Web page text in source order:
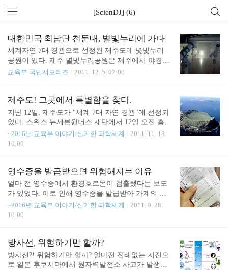
[ScienDJ] (6)
대한민국 최남단 천문대, 별빛누리에 가다
세계자연 7대 경관으로 선정된 제주도에 볓빛누리
공원이 있다. 제주 별빛누리공원은 제주에서 야경이
가장 아름다운 곳으로 한라산 자락에 소담스럽게 자
장을 수놓고 있고, 내부로 들어가면 4D 영상관, 천체
를 바라볼 수 있는 투영실, 관측실이 우리들을 신나
는 우주 체험공간으로 안내한다. 천문대의 중심에는
러개 조립하여 멀리있는 물체를 확대하여 확실하게
볼 수 있게 하는 광학기기이다. 천체 망원경은 가장
다. 망원경을 처음 만든 것은 네달란드의 한스 리퍼
셰이이다. 하지만 한스 리퍼셰이는 망원경으로 천체
를 보지는 않..
교육부 국민서포터즈 2011. 12. 5. 07:00
제주도! 그곳에서 특별함을 찾다.
지난 12일, 제주도가 "세계 7대 자연 경관"에 선정되
었다. 스위스 뉴세븐원더스 재단에서 12일 오전 홈페
이지를 통해 제주도를 비롯한 세계 7대 자연경관을
공식발표한 것이다. 이 날 공개된 세계 7대 자연 경관
코모도 국립공원, 필리핀 푸에르토 프린세사 지하강,
남아프리카 공화국 테이블마운틴 등이 선정되었다.
제주도는 세계문화유산 등재, 세계지질공원 인증, 생
왕과 더불어 세계 7대 자연경관에 등재되면서 그 가
치를 더욱 높이게 되었다. 이렇게 제주도 세계의 주
다. 제주도는 세계에서 보기 드문 아주 젊은 화산섬
이다..
~2016년 교육부 이야기/신기한 과학세계
2011. 11. 18.
10:00
영수증을 발급받으면 위험해지는 이유
얼마 전 영수증에서 환경호르몬이 검출됐다는 보도
가 있었다. 이로 인해 영수증을 발급받아 가계의 지
출을 관리하고 모아오거나 아무렇지 않게 손으로 만
진 일반인들에게는 충격적인 사건이었다. 단순히 작
해물질은 비스페놀A(Bispenol A:BPA)라는 것으로 인
체에 적게 누출되더라도 인체에 유해한 영향을 미칠
수 있다. 영수증 외에도 순번대기표, 은행 자동 입출
~2016년 교육부 이야기/신기한 과학세계
2011. 9. 28.
10:00
방사선, 위험하기만 할까?
방사선?! 위험하기만 할까? 얼마전 전례없는 지진으
로 일본 후쿠시마에서 원자력발전소 사고가 발생했